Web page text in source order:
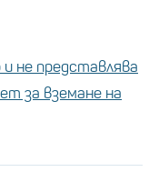
не представлява
за вземане на